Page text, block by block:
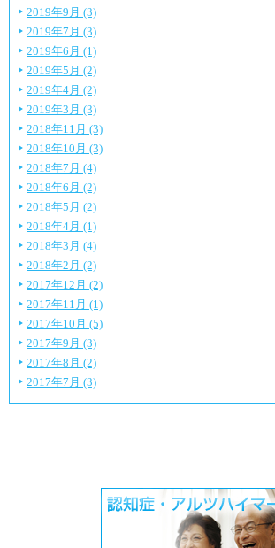
2019年9月 (3)
2019年7月 (3)
2019年6月 (1)
2019年5月 (2)
2019年4月 (2)
2019年3月 (3)
2018年11月 (3)
2018年10月 (3)
2018年7月 (4)
2018年6月 (2)
2018年5月 (2)
2018年4月 (1)
2018年3月 (4)
2018年2月 (2)
2017年12月 (2)
2017年11月 (1)
2017年10月 (5)
2017年9月 (3)
2017年8月 (2)
2017年7月 (3)